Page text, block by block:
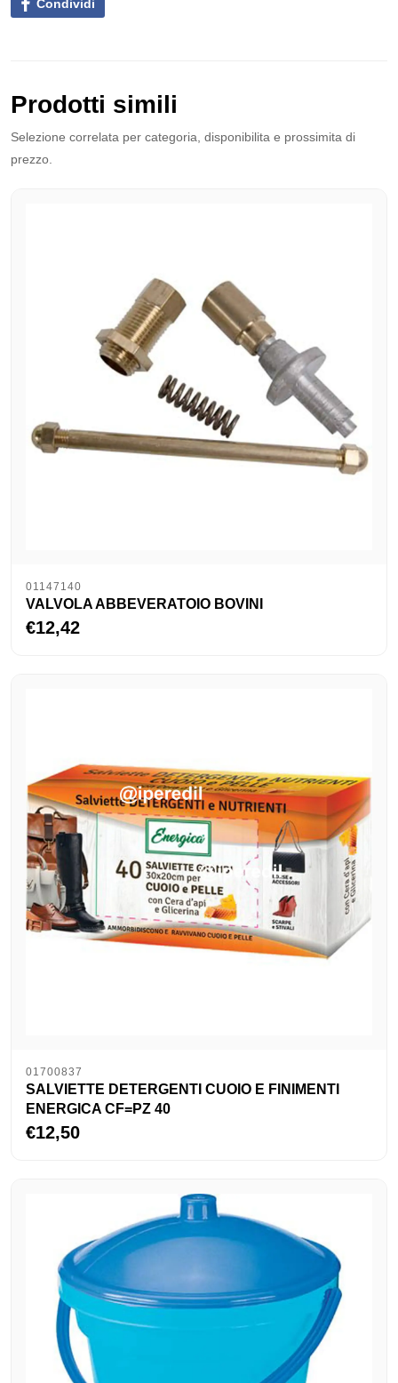
Condividi
Prodotti simili
Selezione correlata per categoria, disponibilita e prossimita di
prezzo.
01147140
VALVOLA ABBEVERATOIO BOVINI
€12,42
01700837
SALVIETTE DETERGENTI CUOIO E FINIMENTI
ENERGICA CF=PZ 40
€12,50